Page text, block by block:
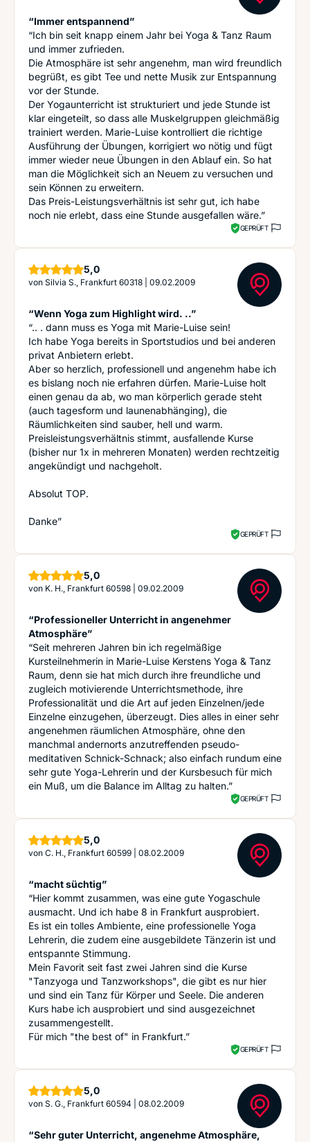
“Immer entspannend”
“Ich bin seit knapp einem Jahr bei Yoga & Tanz Raum
und immer zufrieden.
Die Atmosphäre ist sehr angenehm, man wird freundlich
begrüßt, es gibt Tee und nette Musik zur Entspannung
vor der Stunde.
Der Yogaunterricht ist strukturiert und jede Stunde ist
klar eingeteilt, so dass alle Muskelgruppen gleichmäßig
trainiert werden. Marie-Luise kontrolliert die richtige
Ausführung der Übungen, korrigiert wo nötig und fügt
immer wieder neue Übungen in den Ablauf ein. So hat
man die Möglichkeit sich an Neuem zu versuchen und
sein Können zu erweitern.
Das Preis-Leistungsverhältnis ist sehr gut, ich habe
noch nie erlebt, dass eine Stunde ausgefallen wäre.”
GEPRÜFT
5,0Sterne
von Silvia S., Frankfurt 60318 09.02.2009
“Wenn Yoga zum Highlight wird. ..”
“.. . dann muss es Yoga mit Marie-Luise sein!
Ich habe Yoga bereits in Sportstudios und bei anderen
privat Anbietern erlebt.
Aber so herzlich, professionell und angenehm habe ich
es bislang noch nie erfahren dürfen. Marie-Luise holt
einen genau da ab, wo man körperlich gerade steht
(auch tagesform und launenabhänging), die
Räumlichkeiten sind sauber, hell und warm.
Preisleistungsverhältnis stimmt, ausfallende Kurse
(bisher nur 1x in mehreren Monaten) werden rechtzeitig
angekündigt und nachgeholt.
Absolut TOP.
Danke”
GEPRÜFT
5,0Sterne
von K. H., Frankfurt 60598 09.02.2009
“Professioneller Unterricht in angenehmer
Atmosphäre”
“Seit mehreren Jahren bin ich regelmäßige
Kursteilnehmerin in Marie-Luise Kerstens Yoga & Tanz
Raum, denn sie hat mich durch ihre freundliche und
zugleich motivierende Unterrichtsmethode, ihre
Professionalität und die Art auf jeden Einzelnen/jede
Einzelne einzugehen, überzeugt. Dies alles in einer sehr
angenehmen räumlichen Atmosphäre, ohne den
manchmal andernorts anzutreffenden pseudo-
meditativen Schnick-Schnack; also einfach rundum eine
sehr gute Yoga-Lehrerin und der Kursbesuch für mich
ein Muß, um die Balance im Alltag zu halten.”
GEPRÜFT
5,0Sterne
von C. H., Frankfurt 60599 08.02.2009
“macht süchtig”
“Hier kommt zusammen, was eine gute Yogaschule
ausmacht. Und ich habe 8 in Frankfurt ausprobiert.
Es ist ein tolles Ambiente, eine professionelle Yoga
Lehrerin, die zudem eine ausgebildete Tänzerin ist und
entspannte Stimmung.
Mein Favorit seit fast zwei Jahren sind die Kurse
"Tanzyoga und Tanzworkshops", die gibt es nur hier
und sind ein Tanz für Körper und Seele. Die anderen
Kurs habe ich ausprobiert und sind ausgezeichnet
zusammengestellt.
Für mich "the best of" in Frankfurt.”
GEPRÜFT
5,0Sterne
von S. G., Frankfurt 60594 08.02.2009
“Sehr guter Unterricht, angenehme Atmosphäre,